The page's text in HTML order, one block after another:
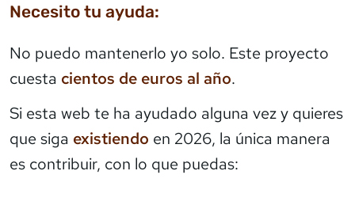
Necesito tu ayuda:
No puedo mantenerlo yo solo. Este proyecto
cuesta cientos de euros al año.
Si esta web te ha ayudado alguna vez y quieres
que siga existiendo en 2026, la única manera
es contribuir, con lo que puedas: